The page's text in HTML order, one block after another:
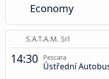
Economy
S.A.T.A.M. Srl
14:30 Pescara
Ústřední